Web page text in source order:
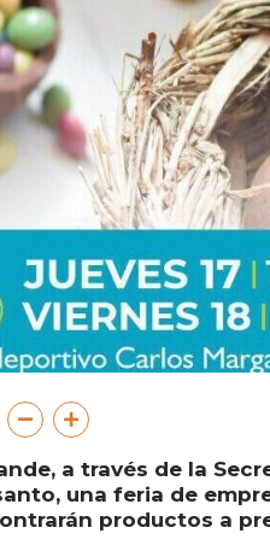
a través de la
una feria de
productos a